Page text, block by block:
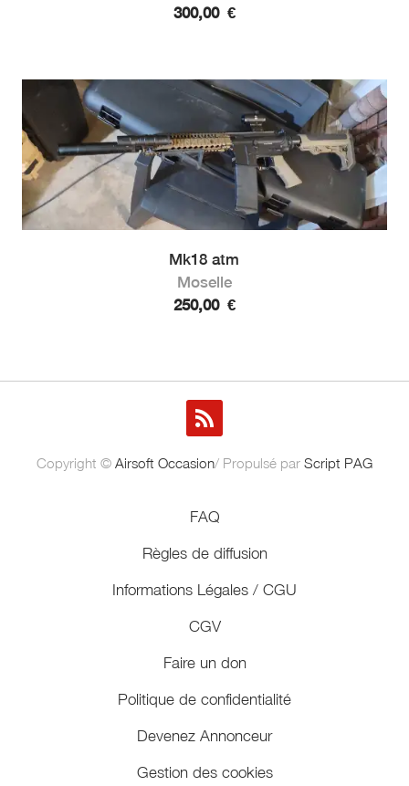
300,00 €
Mk18 atm
Moselle
250,00 €
Copyright © Airsoft Occasion/ Propulsé par Script PAG
FAQ
Règles de diffusion
Informations Légales / CGU
CGV
Faire un don
Politique de confidentialité
Devenez Annonceur
Gestion des cookies